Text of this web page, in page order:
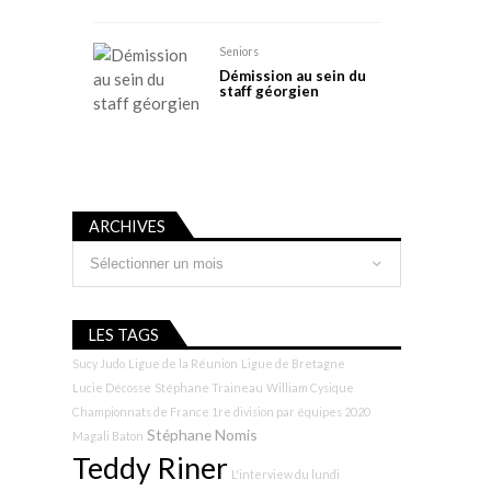
Seniors
Démission au sein du
staff géorgien
ARCHIVES
LES TAGS
Sucy Judo Ligue de la Réunion Ligue de Bretagne
Lucie Décosse Stéphane Traineau William Cysique
Championnats de France 1re division par équipes 2020
Magali Baton Stéphane Nomis
Teddy Riner L'interview du lundi